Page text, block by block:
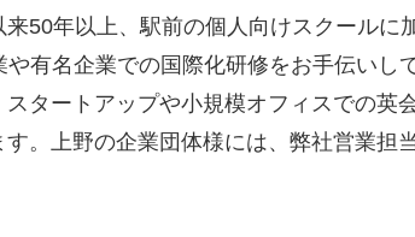
50年以上、駅前の個人向けスクールに
有名企業での国際化研修をお手伝いし
タートアップや小規模オフィスでの英
。上野の企業団体様には、弊社営業担